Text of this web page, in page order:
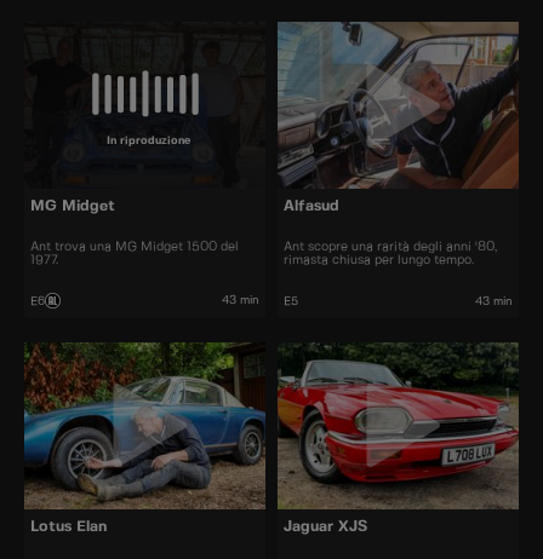
In riproduzione
MG Midget
Ant trova una MG Midget 1500 del
1977.
E6 43 min
Alfasud
Ant scopre una rarità degli anni '80,
rimasta chiusa per lungo tempo.
E5 43 min
Lotus Elan Jaguar XJS